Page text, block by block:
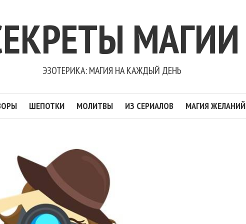
МАГИИ
ЭЗОТЕРИКА: МАГИЯ НА КАЖДЫЙ ДЕНЬ
ШЕПОТКИ МОЛИТВЫ ИЗ СЕРИАЛОВ МАГИЯ ЖЕЛАНИЙ